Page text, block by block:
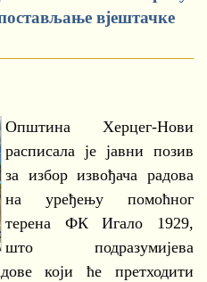
вјештачке
Општина Херцег-Нови
расписала је јавни позив
за избор извођача радова
на уређењу помоћног
терена ФК Игало 1929,
што подразумијева
који ће претходити